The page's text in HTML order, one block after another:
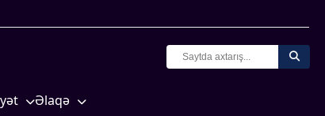
Əlaqə